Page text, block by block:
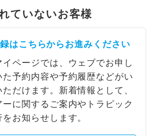
ていないお客様
はこちらからお進みください
ページでは、ウェブでお申し
予約内容や予約履歴などがい
だけます。新着情報として、
に関するご案内やトラピック
お知らせします。